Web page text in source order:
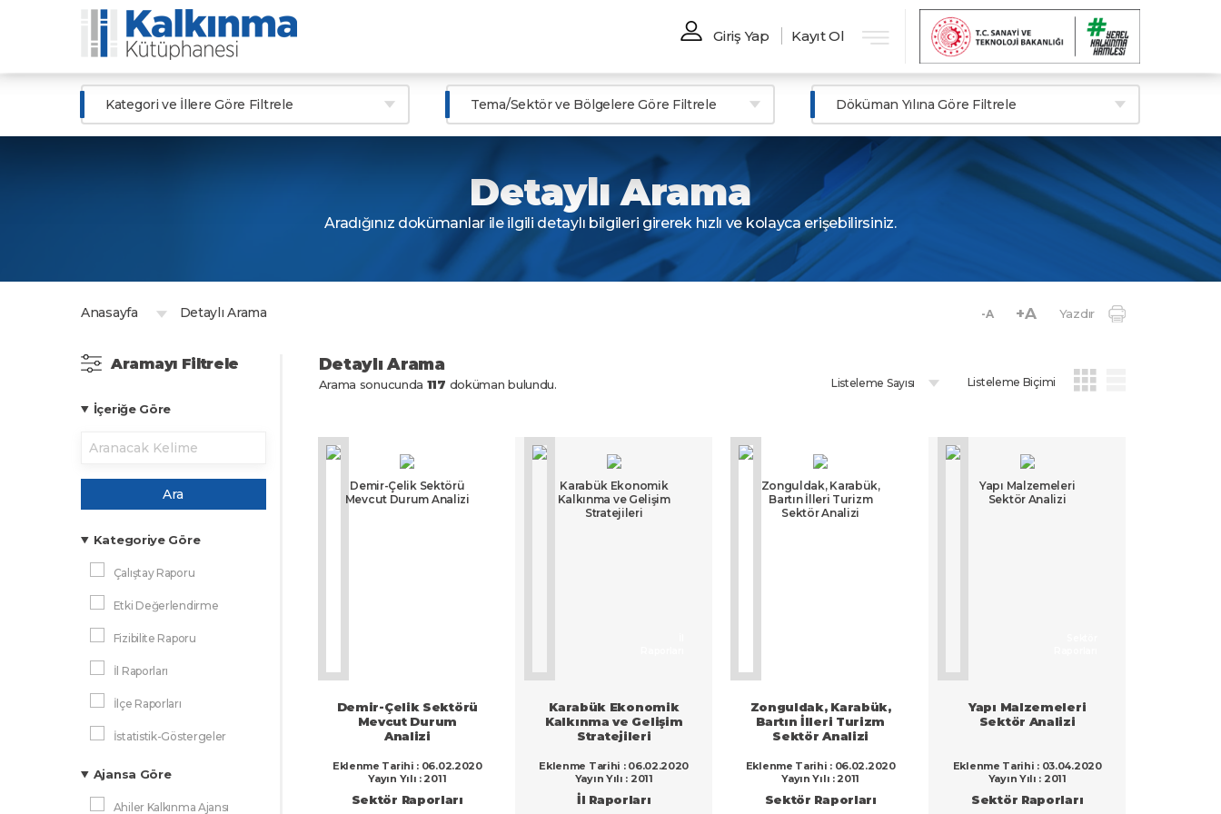
Giriş Yap Kayıt Ol
Kategori ve İllere Göre Filtrele Tema/Sektör ve Bölgelere Göre Filtrele Döküman Yılına Göre Filtrele
Detaylı Arama
Aradığınız dokümanlar ile ilgili detaylı bilgileri girerek hızlı ve kolayca erişebilirsiniz.
Anasayfa Detaylı Arama -A +A Yazdır
Aramayı Filtrele
İçeriğe Göre
Ara
Kategoriye Göre
Çalıştay Raporu
Etki Değerlendirme
Fizibilite Raporu
İl Raporları
İlçe Raporları
İstatistik-Göstergeler
İyi Uygulama Örnekleri
Ön Fizibilite Raporu
Ajansa Göre
Ahiler Kalkınma Ajansı
Detaylı Arama
Arama sonucunda 117 doküman bulundu. Listeleme Sayısı Listeleme Biçimi
Demir-Çelik Sektörü
Mevcut Durum Analizi
Demir-Çelik Sektörü
Mevcut Durum
Analizi
Eklenme Tarihi : 06.02.2020
Yayın Yılı : 2011
Sektör Raporları
Karabük Ekonomik
Kalkınma ve Gelişim
Stratejileri
Karabük Ekonomik
Kalkınma ve Gelişim
Stratejileri
Eklenme Tarihi : 06.02.2020
Yayın Yılı : 2011
İl Raporları
Zonguldak, Karabük,
Bartın İlleri Turizm
Sektör Analizi
Zonguldak, Karabük,
Bartın İlleri Turizm
Sektör Analizi
Eklenme Tarihi : 06.02.2020
Yayın Yılı : 2011
Sektör Raporları
Yapı Malzemeleri
Sektör Analizi
Yapı Malzemeleri
Sektör Analizi
Eklenme Tarihi : 03.04.2020
Yayın Yılı : 2011
Sektör Raporları